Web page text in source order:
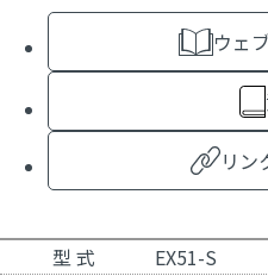
ウェ
リン
型 式
EX51-S